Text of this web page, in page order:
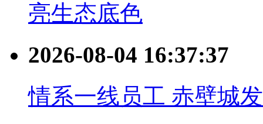
亮生态底色
2026-08-04 16:37:37
情系一线员工 赤壁城